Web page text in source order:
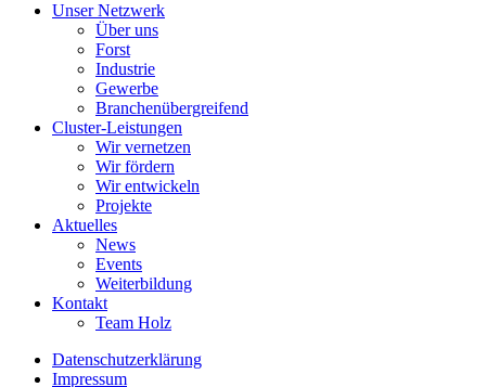
Unser Netzwerk
Über uns
Forst
Industrie
Gewerbe
Branchenübergreifend
Cluster-Leistungen
Wir vernetzen
Wir fördern
Wir entwickeln
Projekte
Aktuelles
News
Events
Weiterbildung
Kontakt
Team Holz
Datenschutzerklärung
Impressum